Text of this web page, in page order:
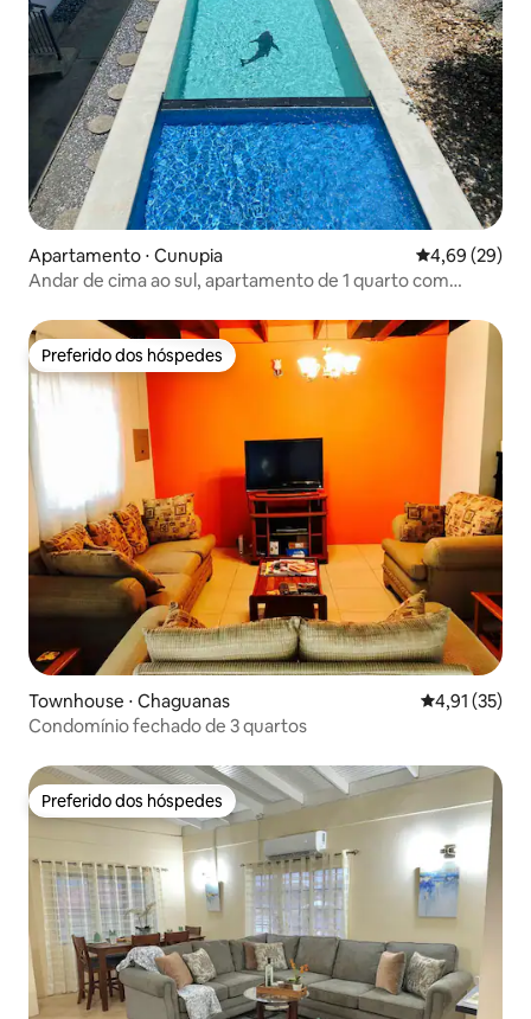
Apartamento ⋅ Cunupia 4,69 de uma
4,69 (29)
Andar de cima ao sul, apartamento de 1 quarto com
Preferido dos hóspedes
Preferido dos hóspedes
Townhouse ⋅ Chaguanas 4,91 de uma
4,91 (35)
Condomínio fechado de 3 quartos
Preferido dos hóspedes
Preferido dos hóspedes